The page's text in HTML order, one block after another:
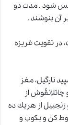
شود . مدت دو
آن بنوشند .
در تقويت غريزه
نارگيل، مغز
از
از هريك ده
كن و بكوب و